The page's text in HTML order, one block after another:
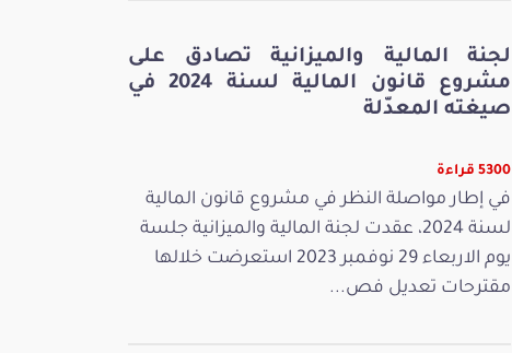
لجنة المالية والميزانية تصادق على
مشروع قانون المالية لسنة 2024 في
صيغته المعدّلة
5300 قراءة
في إطار مواصلة النظر في مشروع قانون المالية
لسنة 2024، عقدت لجنة المالية والميزانية جلسة
يوم الاربعاء 29 نوفمبر 2023 استعرضت خلالها
مقترحات تعديل فص...